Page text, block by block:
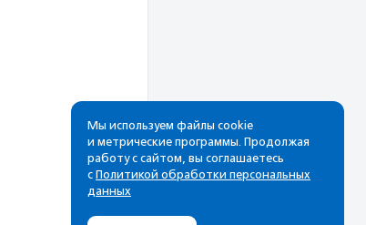
Рассылка
Cамые свежие новости,
Мы используем файлы cookie
и метрические программы. Продолжая
работу с сайтом, вы соглашаетесь
с Политикой обработки персональных
данных